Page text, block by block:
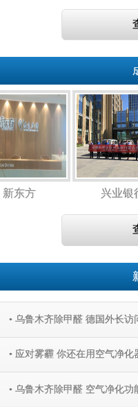
东方 兴业银行
• 乌鲁木齐除甲醛 德国外长访
• 应对雾霾 你还在用空气净
• 乌鲁木齐除甲醛 空气净化